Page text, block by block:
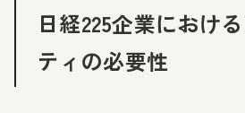
日経225企業におけ
ティの必要性